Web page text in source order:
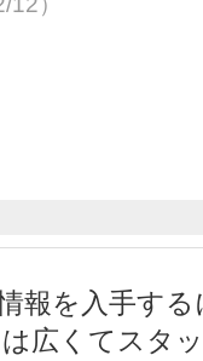
報を入手す
広くてスタ